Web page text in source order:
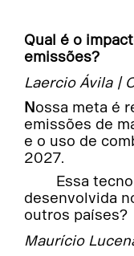
Qual é o
emissões?
Laercio Ávila |
Nossa meta é reduzir em até 95% as
emissões de
e o uso de
2027.
Essa
desenvolvida
outros países?
Maurício